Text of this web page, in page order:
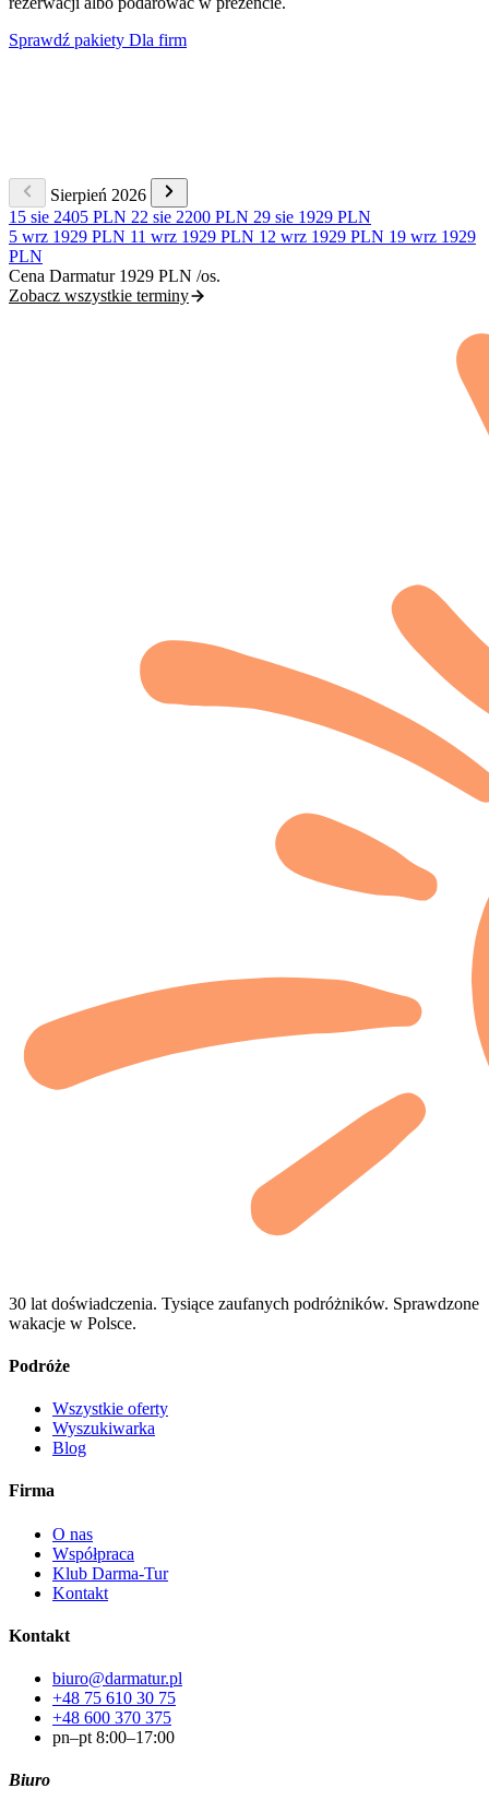
Sprawdź pakiety Dla firm
Sierpień 2026
15 sie 2405 PLN 22 sie 2200 PLN 29 sie 1929 PLN
5 wrz 1929 PLN 11 wrz 1929 PLN 12 wrz 1929 PLN 19 wrz 1929
PLN
Cena Darmatur 1929 PLN /os.
Zobacz wszystkie terminy
30 lat doświadczenia. Tysiące zaufanych podróżników. Sprawdzone
wakacje w Polsce.
Podróże
Wszystkie oferty
Wyszukiwarka
Blog
Firma
O nas
Współpraca
Klub Darma-Tur
Kontakt
Kontakt
biuro@darmatur.pl
+48 75 610 30 75
+48 600 370 375
pn–pt 8:00–17:00
Biuro